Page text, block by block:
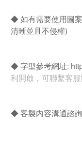
◆ 如有需要使用圖
清晰並且不侵權)
◆ 字型參考網址:
利開啟，可聯繫客
◆ 客製內容溝通諮